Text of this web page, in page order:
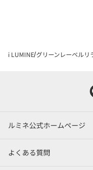
i LUMINE グリーンレーベルリ
ルミネ公式ホームページ
よくある質問